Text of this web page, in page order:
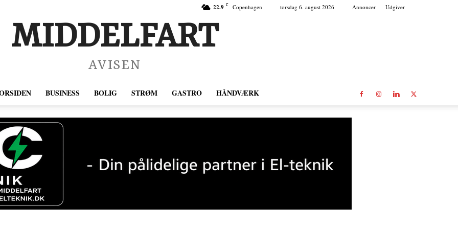
22.9 C Copenhagen torsdag 6. august 2026 Annoncer Udgiver
MIDDELFART
AVISEN
BUSINESS BOLIG STRØM GASTRO HÅNDVÆRK